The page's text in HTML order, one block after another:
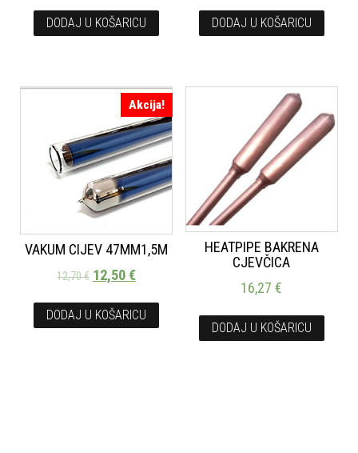
DODAJ U KOŠARICU DODAJ U KOŠARICU
Akcija!
VAKUM CIJEV 47MM1,5M
12,70€ 12,50€
DODAJ U KOŠARICU
HEATPIPE BAKRENA
CJEVČICA
16,27€
DODAJ U KOŠARICU